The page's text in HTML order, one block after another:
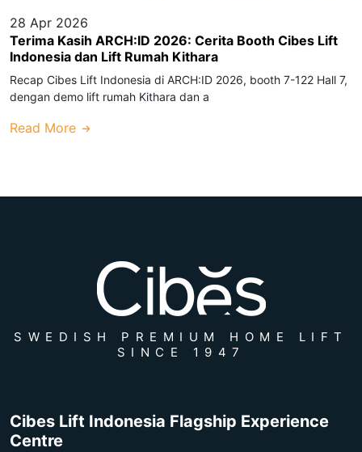
28 Apr 2026
Terima Kasih ARCH:ID 2026: Cerita Booth Cibes Lift
Indonesia dan Lift Rumah Kithara
Recap Cibes Lift Indonesia di ARCH:ID 2026, booth 7-122 Hall 7,
dengan demo lift rumah Kithara dan a
Read More
SWEDISH PREMIUM HOME LIFT
SINCE 1947
Cibes Lift Indonesia Flagship Experience
Centre